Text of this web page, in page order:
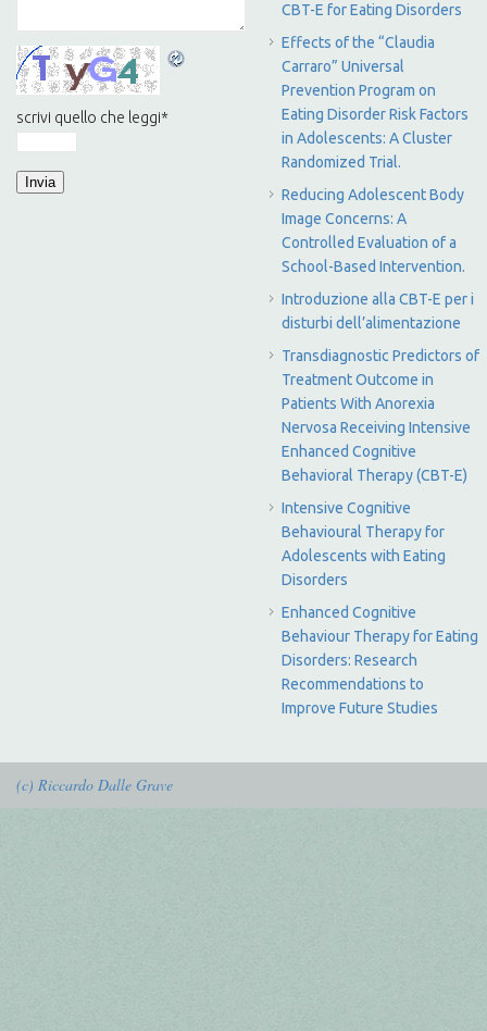
scrivi quello che leggi*
CBT-E for Eating Disorders
Effects of the “Claudia
Carraro” Universal
Prevention Program on
Eating Disorder Risk Factors
in Adolescents: A Cluster
Randomized Trial.
Reducing Adolescent Body
Image Concerns: A
Controlled Evaluation of a
School-Based Intervention.
Introduzione alla CBT-E per i
disturbi dell’alimentazione
Transdiagnostic Predictors of
Treatment Outcome in
Patients With Anorexia
Nervosa Receiving Intensive
Enhanced Cognitive
Behavioral Therapy (CBT-E)
Intensive Cognitive
Behavioural Therapy for
Adolescents with Eating
Disorders
Enhanced Cognitive
Behaviour Therapy for Eating
Disorders: Research
Recommendations to
Improve Future Studies
(c) Riccardo Dalle Grave